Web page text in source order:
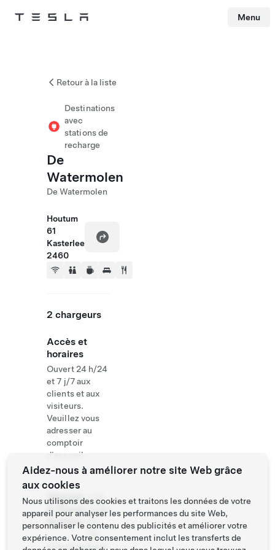
Tesla Menu
Retour à la liste
Destinations
avec
stations de
recharge
De
Watermolen
De Watermolen
Houtum
61
Kasterlee
2460
2 chargeurs
Accès et
horaires
Ouvert 24 h/24
et 7 j/7 aux
clients et aux
visiteurs.
Veuillez vous
adresser au
comptoir
d'accueil
Website
& Phone
Number
14 85
http://www.wat
Aidez-nous à améliorer notre site Web grâce
aux cookies
Nous utilisons des cookies et traitons les données de votre
appareil pour analyser les performances du site Web,
personnaliser le contenu des publicités et améliorer votre
expérience. Votre consentement inclut les transferts de